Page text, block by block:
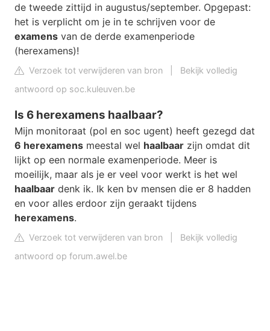
de tweede zittijd in augustus/september. Opgepast:
het is verplicht om je in te schrijven voor de
examens van de derde examenperiode
(herexamens)!
Verzoek tot verwijderen van bron
Bekijk volledig
antwoord op soc.kuleuven.be
Is 6 herexamens haalbaar?
Mijn monitoraat (pol en soc ugent) heeft gezegd dat
6 herexamens meestal wel haalbaar zijn omdat dit
lijkt op een normale examenperiode. Meer is
moeilijk, maar als je er veel voor werkt is het wel
haalbaar denk ik. Ik ken bv mensen die er 8 hadden
en voor alles erdoor zijn geraakt tijdens
herexamens.
Verzoek tot verwijderen van bron
Bekijk volledig
antwoord op forum.awel.be